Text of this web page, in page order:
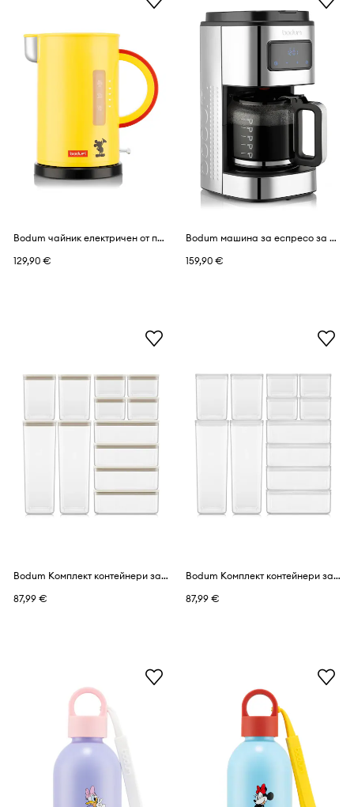
Bodum чайник електричен от пластмаса Ettore Disney-Mickey 1 l
129,90 €
Bodum машина за еспресо за кафе от неръждаема стомана Bistro 1,5l
159,90 €
Bodum Комплект контейнери за съхранение от пластмаса Canteen
87,99 €
Bodum Комплект контейнери за съхранение от пластмаса Canteen
87,99 €